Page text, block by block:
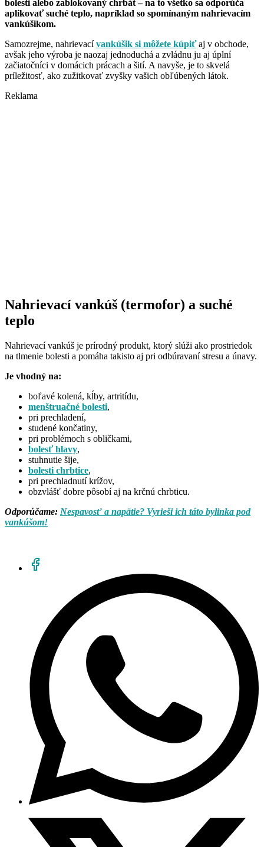
bolesti alebo zablokovaný chrbát – na to všetko sa odporúča
aplikovať suché teplo, napríklad so spomínaným nahrievacím
vankúšikom.
Samozrejme, nahrievacívankúšik si môžete kúpiťaj v obchode,
avšak jeho výroba je naozaj jednoduchá a zvládnu ju aj úplní
začiatočníci v domácich prácach a šití. A navyše, je to skvelá
príležitosť, ako zužitkovať zvyšky vašich obľúbených látok.
Reklama
Nahrievací vankúš (termofor) a suché
teplo
Nahrievací vankúš je prírodný produkt, ktorý slúži ako prostriedok
na tlmenie bolesti a pomáha takisto aj pri odbúravaní stresu a únavy.
Je vhodný na:
boľavé kolená, kĺby, artritídu,
menštruačné bolesti,
pri prechladení,
studené končatiny,
pri problémoch s obličkami,
bolesť hlavy,
stuhnutie šije,
bolesti chrbtice,
pri prechladnutí krížov,
obzvlášť dobre pôsobí aj na krčnú chrbticu.
Odporúčame: Nespavosť a napätie? Vyrieši ich táto bylinka pod
vankúšom!